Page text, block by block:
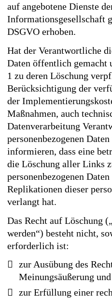
auf angebotene Dienste
Informationsgesellschaft
DSGVO erhoben.
Hat der Verantwortliche
Daten öffentlich gemacht
1 zu deren Löschung
Berücksichtigung der
der
Maßnahmen, auch
Datenverarbeitung
personenbezogenen
informieren, dass eine
die Löschung aller Links
personenbezogenen
Replikationen dieser
verlangt hat.
Das Recht auf Löschung
werden“) besteht nicht,
erforderlich ist:
zur Ausübung des
Meinungsäußerung
zur Erfüllung einer